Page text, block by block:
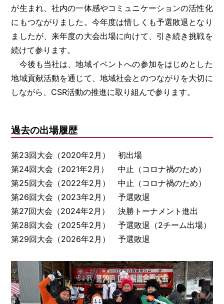
が生まれ、社内の一体感やコミュニケーションの活性化
にもつながりました。今年度は惜しくも予選敗退となり
ましたが、来年度の大会出場に向けて、引き続き挑戦を
続けて参ります。
今後も当社は、地域イベントへの参加をはじめとした
地域貢献活動を通じて、地域社会とのつながりを大切に
しながら、CSR活動の推進に取り組んで参ります。
過去の出場履歴
第23回大会（2020年2月）初出場
第24回大会（2021年2月）
中止（コロナ禍のため）
第25回大会（2022年2月）
中止（コロナ禍のため）
第26回大会（2023年2月）
予選敗退
第27回大会（2024年2月）
決勝トーナメント進出
第28回大会（2025年2月）
予選敗退（2チーム出場）
第29回大会（2026年2月）
予選敗退